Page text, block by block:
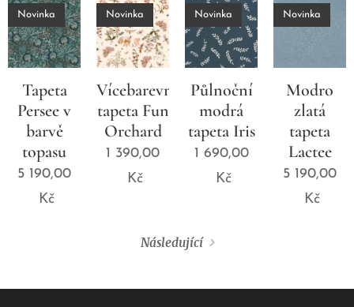
Tapeta
Persee v
barvě
topasu
Novinka
5 190,00
Kč
Vícebarevná
tapeta Fun
Orchard
Novinka
1 390,00
Kč
Půlnoční
modrá
tapeta Iris
Novinka
1 690,00
Kč
Modro
zlatá
tapeta
Lactee
Novinka
5 190,00
Kč
Následující